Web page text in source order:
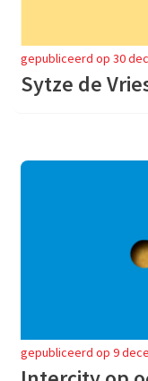
gepubliceerd op 30
Sytze de
gepubliceerd op 9